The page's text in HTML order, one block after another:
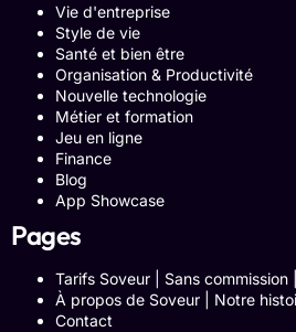
Vie d'entreprise
Style de vie
Santé et bien être
Organisation & Productivité
Nouvelle technologie
Métier et formation
Jeu en ligne
Finance
Blog
App Showcase
Pages
Tarifs Soveur | Sans commission
À propos de Soveur | Notre
Contact